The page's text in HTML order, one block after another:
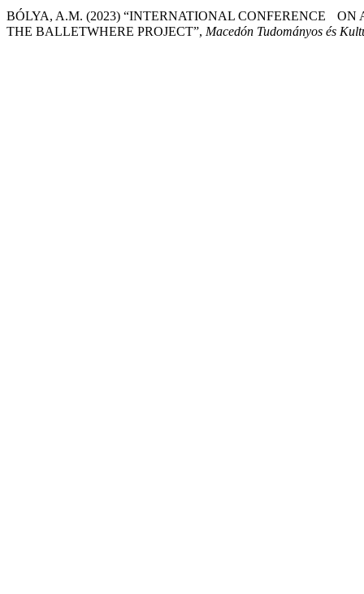
BÓLYA, A.M. (2023) “INTERNATIONAL CONFERENCE
THE BALLETWHERE PROJECT”, Macedón Tudományos és